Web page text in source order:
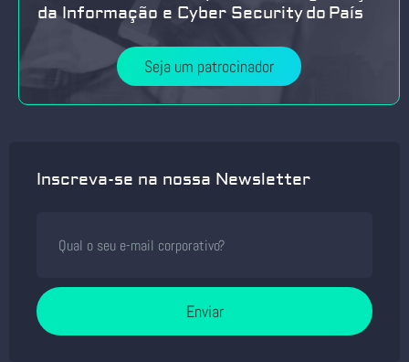
da Informação e Cyber Security do País
Seja um patrocinador
Inscreva-se na nossa Newsletter
Enviar